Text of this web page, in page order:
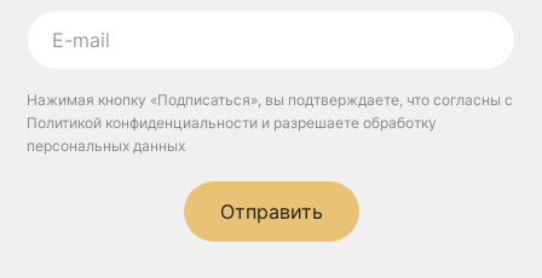
Нажимая кнопку «Подписаться», вы подтверждаете, что согласны с
Политикой конфиденциальности и разрешаете обработку
персональных данных
Отправить